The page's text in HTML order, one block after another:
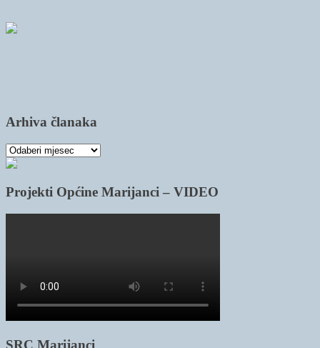
Arhiva članaka
Arhiva
članaka
Projekti Općine Marijanci – VIDEO
SRC Marijanci